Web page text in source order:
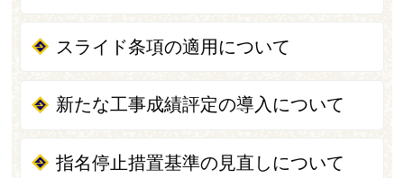
スライド条項の適用について
新たな工事成績評定の導入について
指名停止措置基準の見直しについて